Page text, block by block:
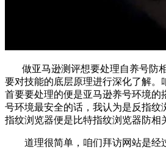
做亚马逊测评想要处理自养号防
要对技能的底层原理进行深化了解。
首要要处理的便是亚马逊养号环境的
号环境最安全的话，我认为是反指纹
指纹浏览器便是比特指纹浏览器防相
道理很简单，咱们拜访网站是经